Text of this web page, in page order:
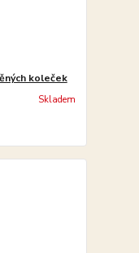
koleček
Skladem